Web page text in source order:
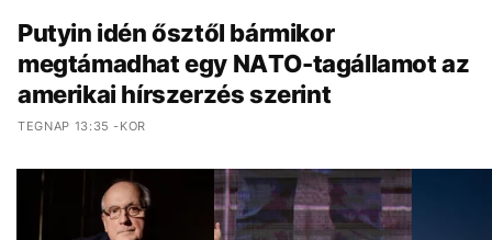
Putyin idén ősztől bármikor
megtámadhat egy NATO-tagállamot az
amerikai hírszerzés szerint
TEGNAP 13:35 -KOR